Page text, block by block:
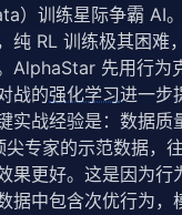
）训练星际争霸 AI
纯 RL 训练极其困难
AlphaStar 先用行为
战的强化学习进一步
实战经验是：数据质
专家的示范数据，
果更好。这是因为行
据中包含次优行为，